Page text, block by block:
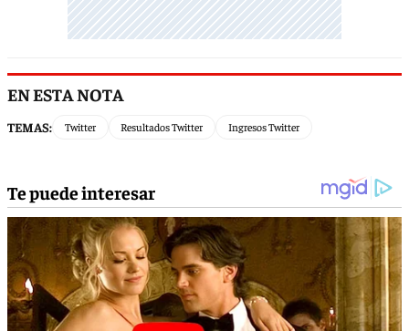
EN ESTA NOTA
TEMAS: Twitter Resultados Twitter Ingresos Twitter